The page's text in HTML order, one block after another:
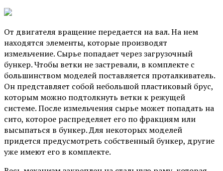
От двигателя вращение передается на вал. На нем
находятся элементы, которые производят
измельчение. Сырье попадает через загрузочный
бункер. Чтобы ветки не застревали, в комплекте с
большинством моделей поставляется проталкиватель.
Он представляет собой небольшой пластиковый брус,
которым можно подтолкнуть ветки к режущей
системе. После измельчения сырье может попадать на
сито, которое распределяет его по фракциям или
высыпаться в бункер. Для некоторых моделей
придется предусмотреть собственный бункер, другие
уже имеют его в комплекте.